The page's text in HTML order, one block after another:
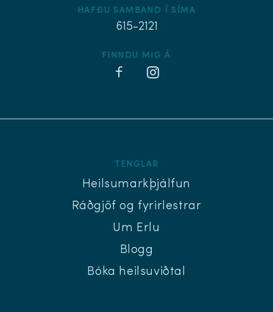
HAFÐU SAMBAND Í SÍMA
615-2121
FINNDU MIG Á
TENGLAR
Heilsumarkþjálfun
Ráðgjöf og fyrirlestrar
Um Erlu
Blogg
Bóka heilsuviðtal